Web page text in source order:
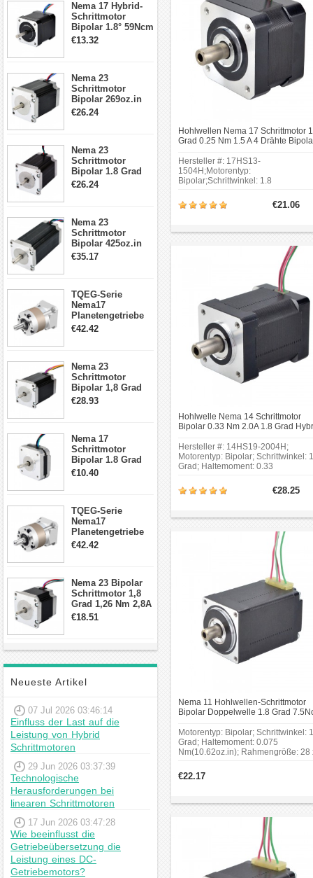
Schrittmotor
Nema 17 Hybrid-
Schrittmotor
Bipolar 1.8° 59Ncm
2A 4 Drähte mit 1m
€13.32
Nema 23
Schrittmotor
Bipolar 269oz.in
2,8A 57x57x76mm
€26.24
Nema 23
Schrittmotor
Bipolar 1.8 Grad
1.9Nm 3A 3.36V 4
€26.24
Nema 23
Schrittmotor
Bipolar 425oz.in
4.2A 57x57x114mm
€35.17
TQEG-Serie
Nema17
Planetengetriebe
5:1 Spiel 15Arc-
€42.42
Nema 23
Schrittmotor
Bipolar 1,8 Grad
2,83Nm 4 A 2,26V
€28.93
Nema 17
Schrittmotor
Bipolar 1.8 Grad
8.7Ncm 1A 3.5V 4
€10.40
TQEG-Serie
Nema17
Planetengetriebe
10:1 Spiel 15Arc-
€42.42
Nema 23 Bipolar
Schrittmotor 1,8
Grad 1,26 Nm 2,8A
2,5V 4 Drähte
€18.51
Neueste Artikel
07 Jul 2026 03:46:14
Einfluss der Last auf die
Leistung von Hybrid
Schrittmotoren
29 Jun 2026 03:37:39
Technologische
Herausforderungen bei
linearen Schrittmotoren
17 Jun 2026 03:47:28
Wie beeinflusst die
Getriebeübersetzung die
Leistung eines DC-
Getriebemotors?
Hohlwellen Nema 17 Schrittmotor
Grad 0.25 Nm 1.5 A 4 Drähte
Hersteller #: 17HS13-
1504H;Motorentyp:
Bipolar;Schrittwinkel: 1.8
Nm(35.41oz.in);Rahmengröße: 42
42 mm;Körper Länge: 33.8
mm.
€21.06
Hohlwelle Nema 14 Schrittmotor
Bipolar 0.33 Nm 2.0A 1.8 Grad
Hersteller #: 14HS19-2004H;
Motorentyp: Bipolar; Schrittwinkel:
Grad; Haltemoment: 0.33
35 mm.Ein NEMA14-Schrittmotor ist
geeignet für den Antrieb einer
Räderwerks oder eines Riemen-
€28.25
Nema 11 Hohlwellen-Schrittmotor
Bipolar Doppelwelle 1.8 Grad
Motorentyp: Bipolar; Schrittwinkel:
Grad; Haltemoment: 0.075
Nm(10.62oz.in); Rahmengröße: 28
Wellendurchmesser: Φ6 mm;
Innenwellendurchmesser: Φ3 mm;
Hintere Schaftlänge: 5 mm.
€22.17